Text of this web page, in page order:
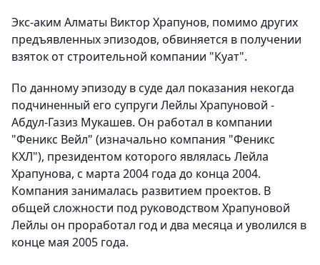
Экс-аким Алматы Виктор Храпунов, помимо других
предъявленных эпизодов, обвиняется в получении
взяток от строительной компании "Куат".
По данному эпизоду в суде дал показания некогда
подчиненный его супруги Лейлы Храпуновой -
Абдул-Газиз Мукашев. Он работал в компании
"Феникс Вейл" (изначально компания "Феникс
КХЛ"), президентом которого являлась Лейла
Храпунова, с марта 2004 года до конца 2004.
Компания занималась развитием проектов. В
общей сложности под руководством Храпуновой
Лейлы он проработал год и два месяца и уволился в
конце мая 2005 года.